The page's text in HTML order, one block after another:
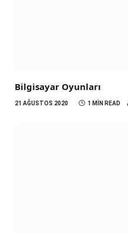
Bilgisayar Oyunları
21 AĞUSTOS 2020 1 MIN READ